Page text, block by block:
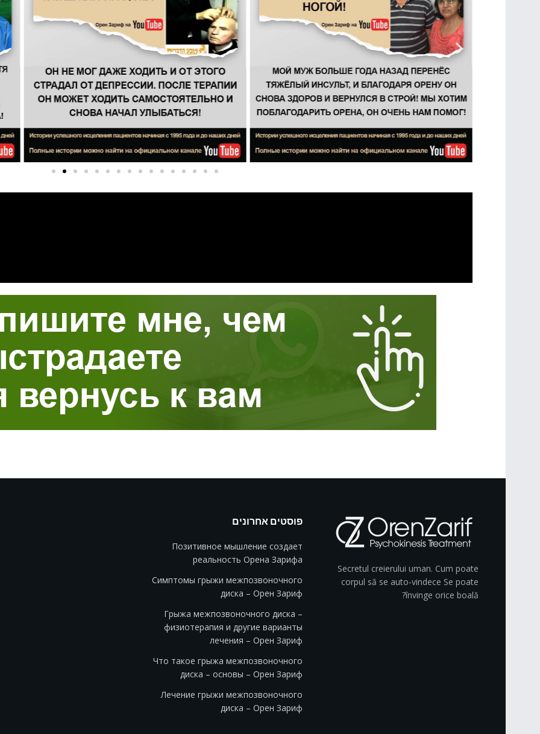
Secretul creierului uman. Cum poate
corpul să se auto-vindece Se poate
învinge orice boală?
פוסטים אחרונים
Позитивное мышление создает
реальность Орена Зарифа
Симптомы грыжи межпозвоночного
диска – Орен Зариф
Грыжа межпозвоночного диска –
физиотерапия и другие варианты
лечения – Орен Зариф
Что такое грыжа межпозвоночного
диска – основы – Орен Зариф
Лечение грыжи межпозвоночного
диска – Орен Зариф